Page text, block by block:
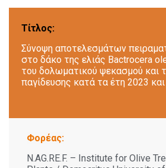
Τίτλος:
Σύνοψη αποτελεσμάτων
στο δάκο της ελιάς Bactrocera
του δολωματικού ψεκασμού και
παγίδευσης κατά τα έτη 2023
Φορέας:
Ν.AG.RE.F. – Institute for Olive